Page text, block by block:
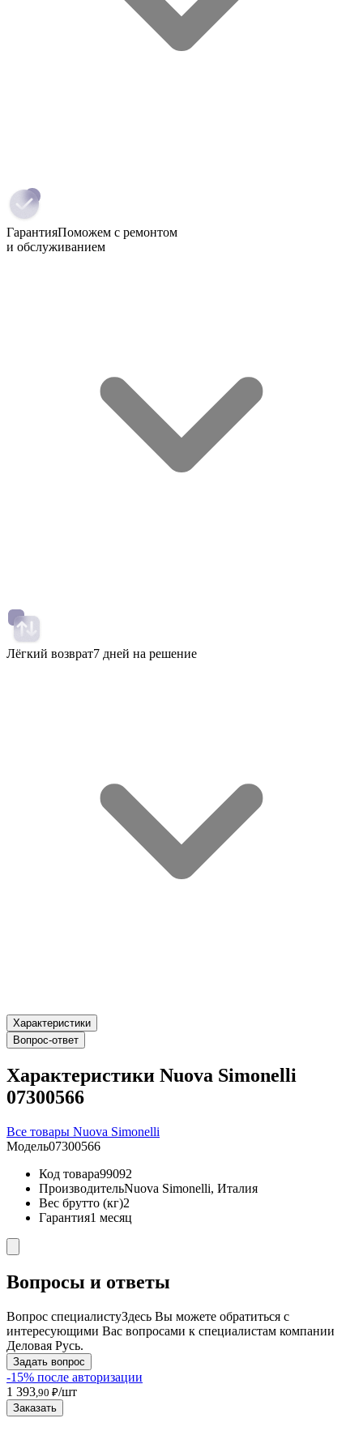
ГарантияПоможем с ремонтом
и обслуживанием
Лёгкий возврат7 дней на решение
Характеристики
Вопрос-ответ
Характеристики Nuova Simonelli
07300566
Все товары Nuova Simonelli
Модель07300566
Код товара99092
ПроизводительNuova Simonelli, Италия
Вес брутто (кг)2
Гарантия1 месяц
Вопросы и ответы
Вопрос специалистуЗдесь Вы можете обратиться с
интересующими Вас вопросами к специалистам компании
Деловая Русь.
Задать вопрос
-15% после авторизации
1 393 ,90 ₽/шт
Заказать